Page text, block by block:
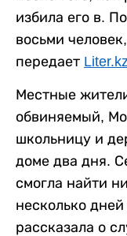
избила его в.
восьми
передает Liter.kz
Местные
обвиняемый,
школьницу и
доме два дня.
смогла найти
несколько
рассказала о